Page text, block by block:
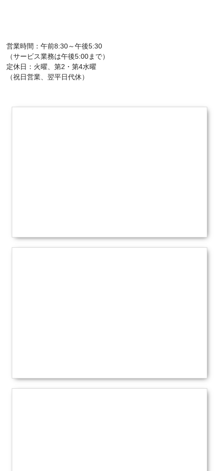
営業時間：午前8:30～午後5:30
（サービス業務は午後5:00まで）
定休日：火曜、第2・第4水曜
（祝日営業、翌平日代休）